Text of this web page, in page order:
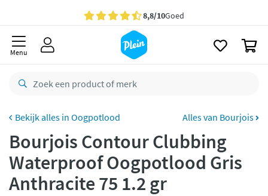
Gratisbezorging vanaf 35,- *
besteld,
retourneren
CO2 neutraal
Betaal met Klarna
Menu
Oogpotlood Alles van Bourjois
Bourjois Contour Clubbing
Waterproof Oogpotlood Gris
Anthracite 75 1.2 gr